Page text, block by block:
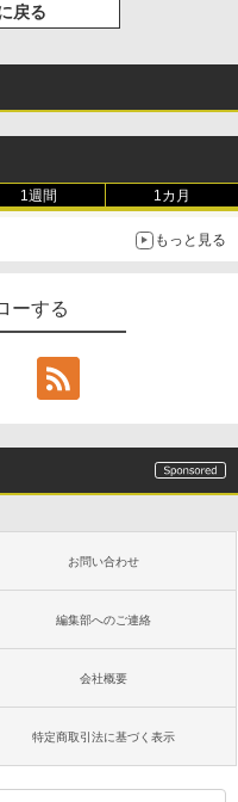
戻る
1週間 1カ月
もっと見る
ーする
お問い合わせ
編集部へのご連絡
会社概要
特定商取引法に基づく表示